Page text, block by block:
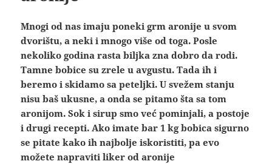
Mnogi od nas imaju poneki grm aronije u svom
dvorištu, a neki i mnogo više od toga. Posle
nekoliko godina rasta biljka zna dobro da rodi.
Tamne bobice su zrele u avgustu. Tada ih i
beremo i skidamo sa peteljki. U svežem stanju
nisu baš ukusne, a onda se pitamo šta sa tom
aronijom. Sok i sirup smo već pominjali, a postoje
i drugi recepti. Ako imate bar 1 kg bobica sigurno
se pitate kako ih najbolje iskoristiti, pa evo
možete napraviti liker od aronije